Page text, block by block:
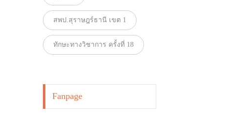
สพป.สุราษฎร์ธานี เขต 1
ทักษะทางวิชาการ ครั้งที่ 18
Fanpage